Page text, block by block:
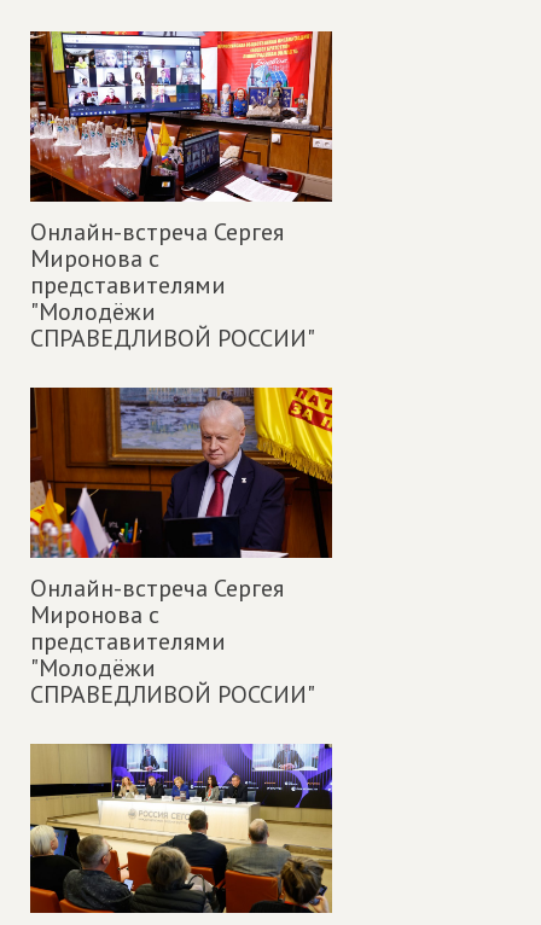
Онлайн-встреча Сергея
Миронова с
представителями
"Молодёжи
СПРАВЕДЛИВОЙ РОССИИ"
Онлайн-встреча Сергея
Миронова с
представителями
"Молодёжи
СПРАВЕДЛИВОЙ РОССИИ"